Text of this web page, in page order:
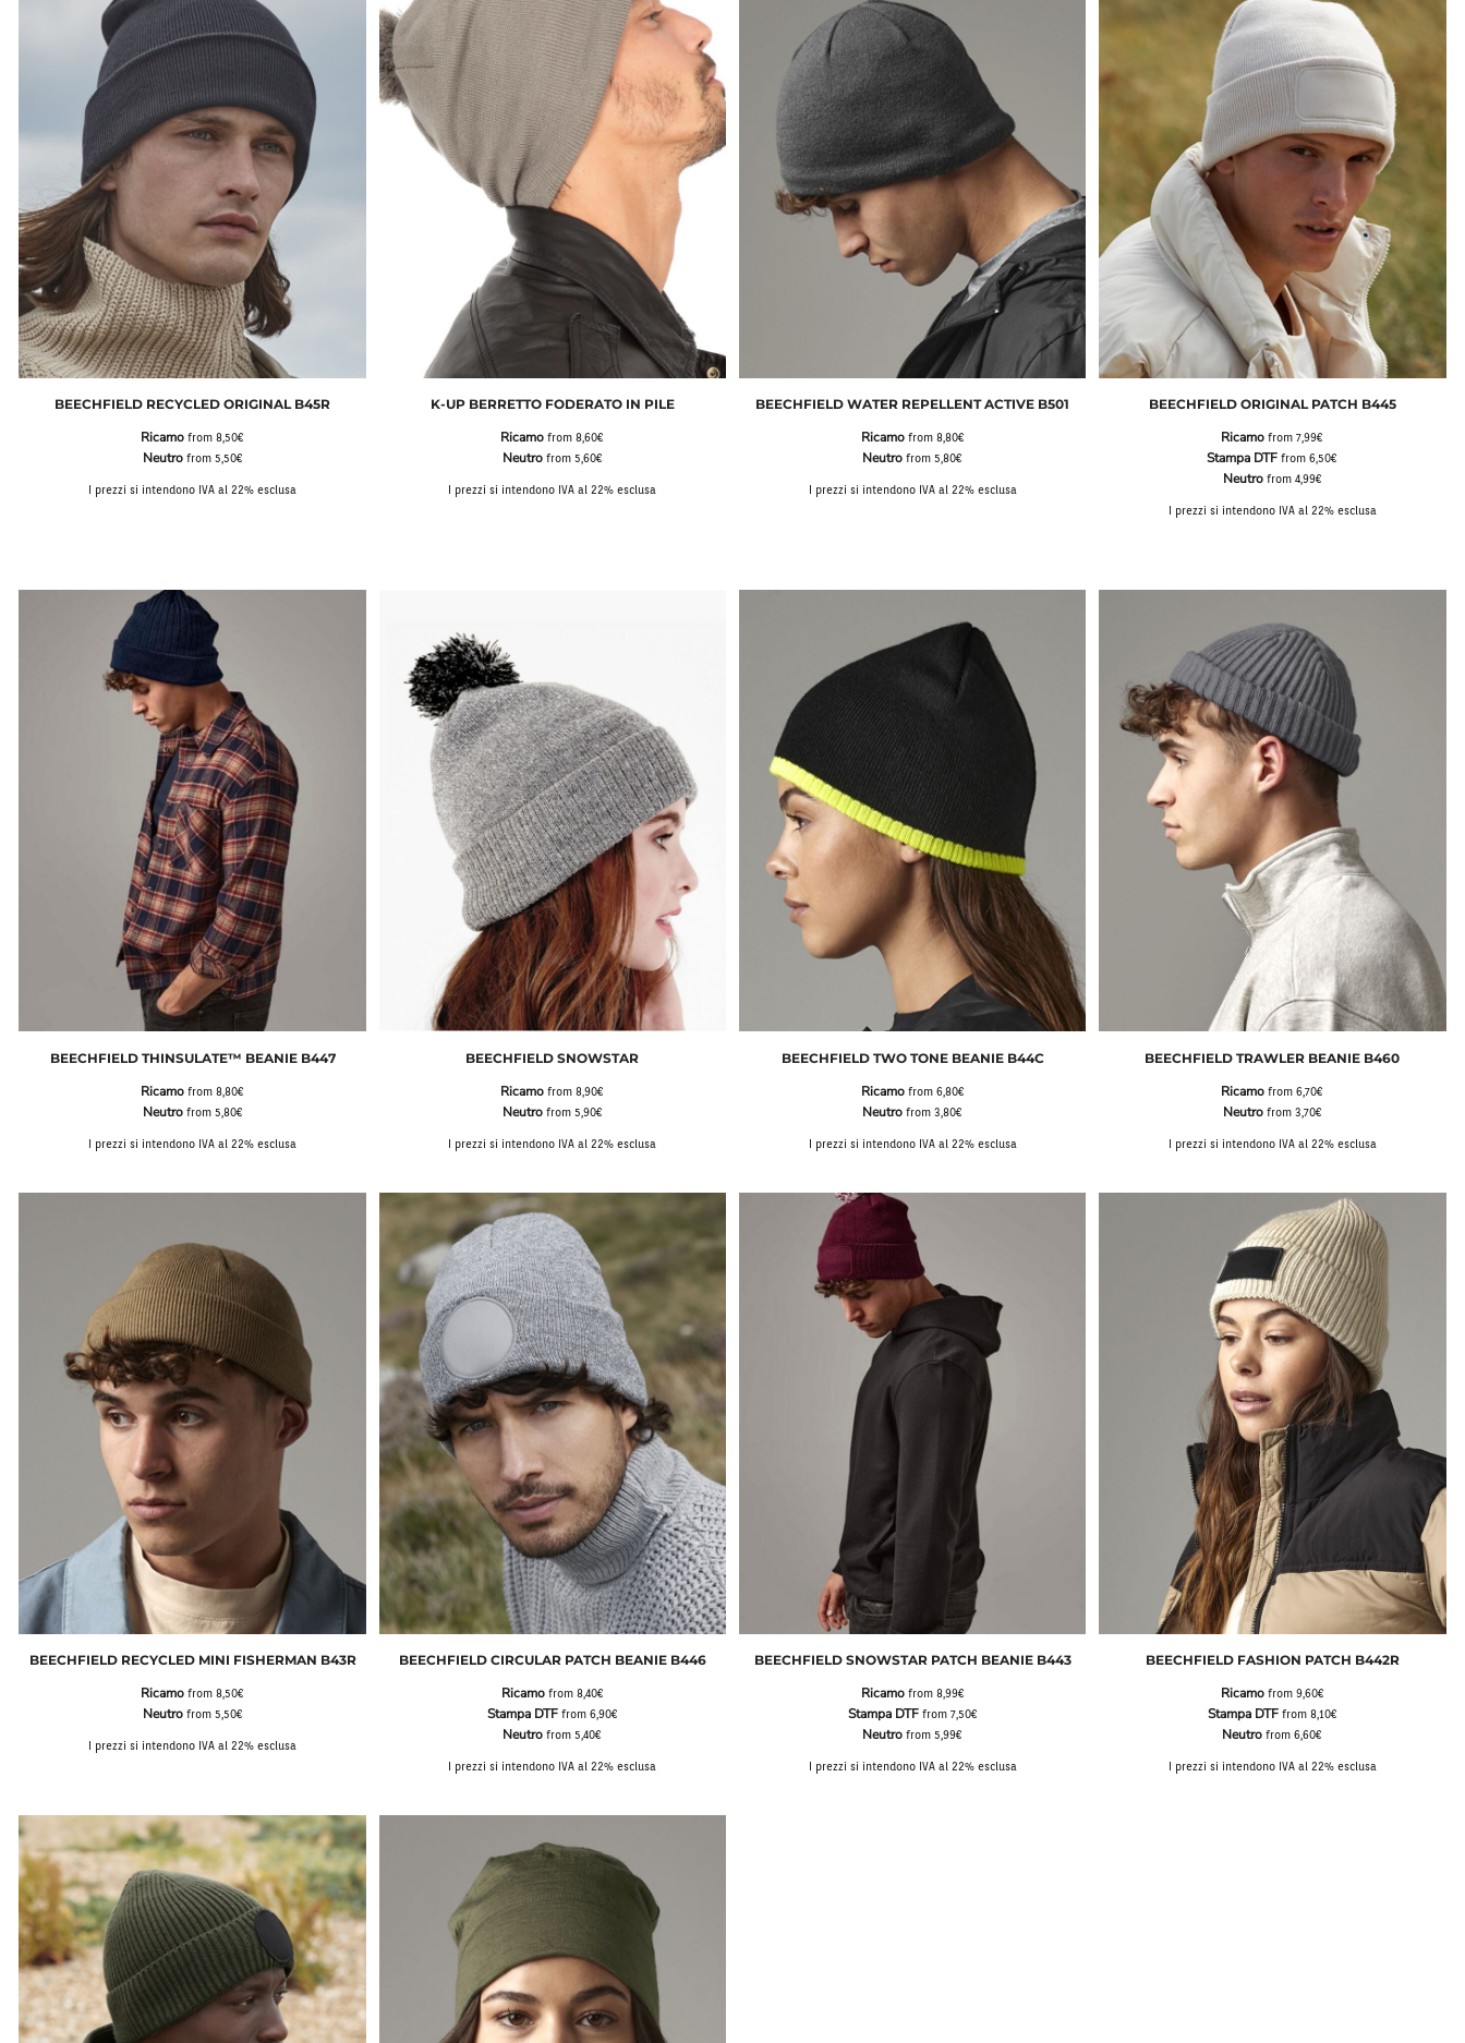
BEECHFIELD RECYCLED ORIGINAL B45R
Ricamo from8,50€
Neutrofrom 5,50€
I prezzi si intendono IVA al 22% esclusa
K-UP BERRETTO FODERATO IN PILE
Ricamo from8,60€
Neutrofrom 5,60€
I prezzi si intendono IVA al 22% esclusa
BEECHFIELD WATER REPELLENT ACTIVE B501
Ricamofrom 8,80€
Neutro from5,80€
I prezzi si intendono IVA al 22% esclusa
BEECHFIELD ORIGINAL PATCH B445
Ricamo from7,99€
Stampa DTF from6,50€
Neutrofrom 4,99€
I prezzi si intendono IVA al 22% esclusa
BEECHFIELD THINSULATE™ BEANIE B447
Ricamo from8,80€
Neutrofrom 5,80€
I prezzi si intendono IVA al 22% esclusa
BEECHFIELD SNOWSTAR
Ricamo from8,90€
Neutrofrom 5,90€
I prezzi si intendono IVA al 22% esclusa
BEECHFIELD TWO TONE BEANIE B44C
Ricamofrom 6,80€
Neutro from3,80€
I prezzi si intendono IVA al 22% esclusa
BEECHFIELD TRAWLER BEANIE B460
Ricamo from6,70€
Neutrofrom 3,70€
I prezzi si intendono IVA al 22% esclusa
BEECHFIELD RECYCLED MINI FISHERMAN B43R
Ricamo from8,50€
Neutrofrom 5,50€
I prezzi si intendono IVA al 22% esclusa
BEECHFIELD CIRCULAR PATCH BEANIE B446
Ricamofrom 8,40€
Stampa DTFfrom 6,90€
Neutro from5,40€
I prezzi si intendono IVA al 22% esclusa
BEECHFIELD SNOWSTAR PATCH BEANIE B443
Ricamofrom 8,99€
Stampa DTFfrom 7,50€
Neutro from5,99€
I prezzi si intendono IVA al 22% esclusa
BEECHFIELD FASHION PATCH B442R
Ricamofrom 9,60€
Stampa DTFfrom 8,10€
Neutro from6,60€
I prezzi si intendono IVA al 22% esclusa